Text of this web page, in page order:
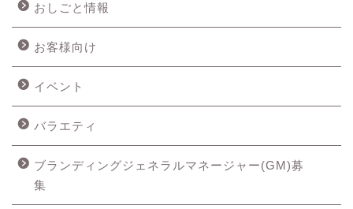
おしごと情報
お客様向け
イベント
バラエティ
ブランディングジェネラルマネージャー(GM)募
集